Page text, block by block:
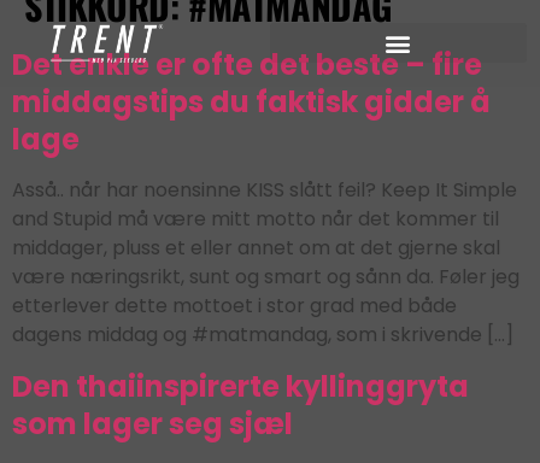
Det enkle er ofte det beste – fire
middagstips du faktisk gidder å
lage
Asså.. når har noensinne KISS slått feil? Keep It Simple
and Stupid må være mitt motto når det kommer til
middager, pluss et eller annet om at det gjerne skal
være næringsrikt, sunt og smart og sånn da. Føler jeg
etterlever dette mottoet i stor grad med både
dagens middag og #matmandag, som i skrivende […]
Den thaiinspirerte kyllinggryta
som lager seg sjæl